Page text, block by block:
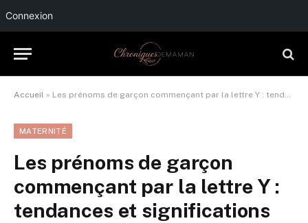
Connexion
Accueil » Les prénoms de garçon commençant par la lettre Y : tendances et significations
MATERNITÉ
Les prénoms de garçon
commençant par la lettre Y :
tendances et significations